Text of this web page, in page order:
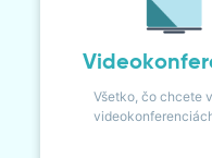
Všetko, čo chcete